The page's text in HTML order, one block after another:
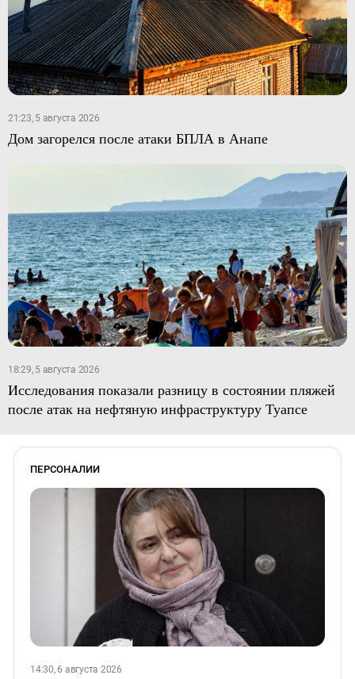
21:23, 5 августа 2026
Дом загорелся после атаки БПЛА в Анапе
18:29, 5 августа 2026
Исследования показали разницу в состоянии пляжей
после атак на нефтяную инфраструктуру Туапсе
ПЕРСОНАЛИИ
14:30, 6 августа 2026